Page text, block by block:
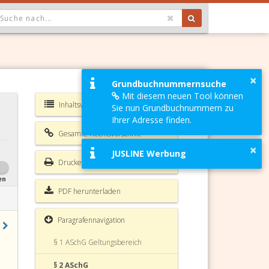
GEWÄHLTER WERT IST ALLE
Inhaltsverzeichnis ASchG
Gesamte Rechtsvorschrift
Drucken
PDF herunterladen
Paragrafennavigation
§ 1 ASchG Geltungsbereich
§ 2 ASchG
×
Grundbuchnummernsuche
Mit diesem neuen Tool können
Sie nun Grundbuchnummern zu
Ihrer Adresse finden.
×
JUSLINE Werbung